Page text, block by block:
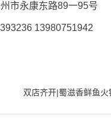
市永康东路89一95号
13980751942
双店齐开|蜀滋香鲜鱼